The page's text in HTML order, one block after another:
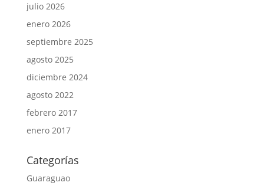
julio 2026
enero 2026
septiembre 2025
agosto 2025
diciembre 2024
agosto 2022
febrero 2017
enero 2017
Categorías
Guaraguao